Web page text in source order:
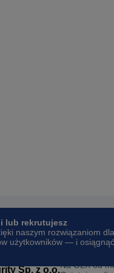
lub rekrutujesz
naszym rozwiązaniom dla
użytkowników — i osiągnąć
Sp. z o.o.Na OLX od